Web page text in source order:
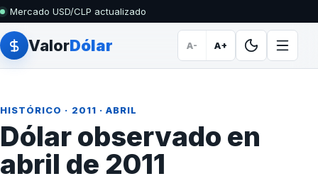
Mercado USD/CLP actualizado
ValorDólar A- A+
HISTÓRICO · 2011 · ABRIL
Dólar observado en
abril de 2011